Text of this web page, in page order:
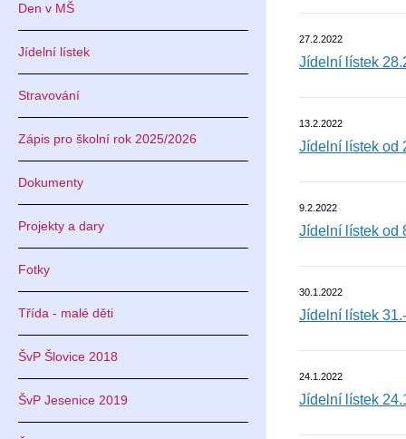
Den v MŠ
Jídelní lístek
Stravování
Zápis pro školní rok 2025/2026
Dokumenty
Projekty a dary
Fotky
Třída - malé děti
ŠvP Šlovice 2018
ŠvP Jesenice 2019
27.2.2022
Jídelní lístek
13.2.2022
Jídelní lístek od
9.2.2022
Jídelní lístek od
30.1.2022
Jídelní lístek
24.1.2022
Jídelní lístek